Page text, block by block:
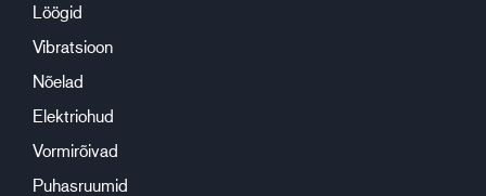
Löögid
Vibratsioon
Nõelad
Elektriohud
Vormirõivad
Puhasruumid